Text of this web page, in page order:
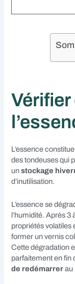
L’essence
des tondeuses qui
unstockage
d’inutilisation.
L’essence se
l’humidité. Après 3
propriétés volatiles
former un vernis
Cette dégradation
parfaitement en fin
de redémarrerau